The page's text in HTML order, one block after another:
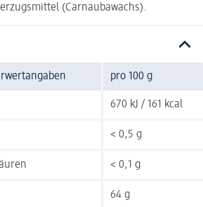
(Carnaubawachs).
pro 100 g
670 kJ / 161 kcal
< 0,5 g
< 0,1 g
64 g